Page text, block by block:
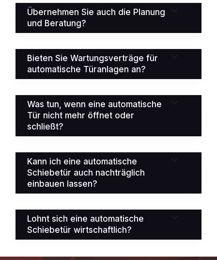
Übernehmen Sie auch die Planung
und Beratung?
Bieten Sie Wartungsverträge für
automatische Türanlagen an?
Was tun, wenn eine automatische
Tür nicht mehr öffnet oder
schließt?
Kann ich eine automatische
Schiebetür auch nachträglich
einbauen lassen?
Lohnt sich eine automatische
Schiebetür wirtschaftlich?